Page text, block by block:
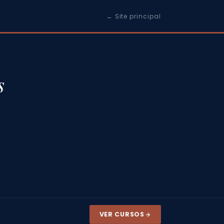
← Site principal
VER CURSOS